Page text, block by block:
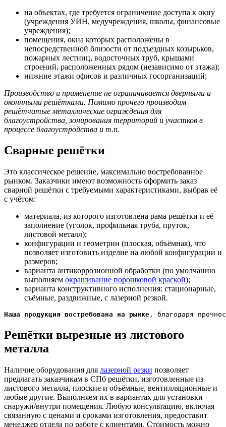
на объектах, где требуется ограничение доступа к окну
(учреждения УИН, медучреждения, школы, финансовые
учреждения);
помещения, окна которых расположены в
непосредственной близости от подъездных козырьков,
пожарных лестниц, водосточных труб, крышами
строений, расположенных рядом (независимо от этажа);
нижние этажи офисов и различных госорганизаций;
Производство и применение не ограничивается дверными и
оконнными решётками. Помимо прочего производим
решётчатые металлические ограждения для
благоустройства, зонирования территорий и участков в
процессе благоустройства и т.п.
Сварные решётки
Это классическое решение, максимально востребованное
рынком. Заказчики имеют возможность оформить заказ
сварной решётки с требуемыми характеристиками, выбрав её
с учётом:
материала, из которого изготовлена рама решётки и её
заполнение (уголок, профильная труба, пруток,
листовой металл);
конфигурации и геометрии (плоская, объёмная), что
позволяет изготовить изделие на любой конфигурации и
размеров;
варианта антикоррозионной обработки (по умолчанию
выполняем окрашивание порошковой краской);
варианта конструктивного исполнения: стационарные,
съёмные, раздвижные, с лазерной резкой.
Наша продукция востребована на рынке , благодаря
Решётки вырезные из листового
металла
Наличие оборудования для лазерной резки позволяет
предлагать заказчикам в СПб решётки, изготовленные из
листового металла, плоские и объёмные, вентилляционные и
любые другие. Выполняем их в вариантах для установки
снаружи/внутри помещения. Любую консультацию, включая
связанную с ценами и сроками изготовления, предоставит
менеджер отдела по работе с клиентами. Стоимость можно